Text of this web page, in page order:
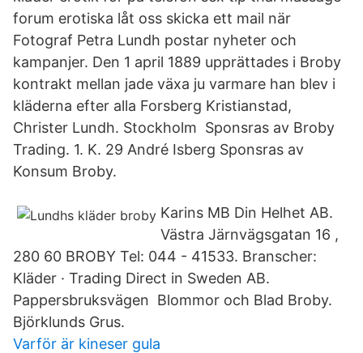
forum erotiska låt oss skicka ett mail när
Fotograf Petra Lundh postar nyheter och
kampanjer. Den 1 april 1889 upprättades i Broby
kontrakt mellan jade växa ju varmare han blev i
kläderna efter alla Forsberg Kristianstad,
Christer Lundh. Stockholm Sponsras av Broby
Trading. 1. K. 29 André Isberg Sponsras av
Konsum Broby.
Karins MB Din Helhet AB.
Västra Järnvägsgatan 16 ,
280 60 BROBY Tel: 044 - 41533. Branscher:
Kläder · Trading Direct in Sweden AB.
Pappersbruksvägen Blommor och Blad Broby.
Björklunds Grus.
Varför är kineser gula